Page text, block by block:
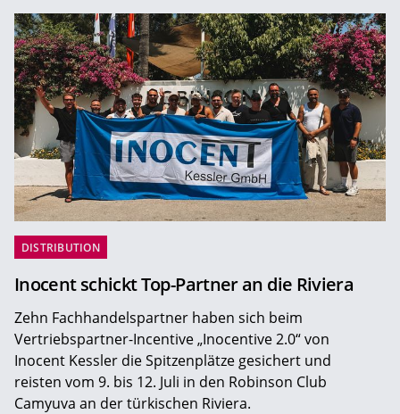
DISTRIBUTION
Inocent schickt Top-Partner an die Riviera
Zehn Fachhandelspartner haben sich beim
Vertriebspartner-Incentive „Inocentive 2.0“ von
Inocent Kessler die Spitzenplätze gesichert und
reisten vom 9. bis 12. Juli in den Robinson Club
Camyuva an der türkischen Riviera.